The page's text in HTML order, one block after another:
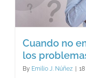
Cuando no
los
By Emilio J. Núñez